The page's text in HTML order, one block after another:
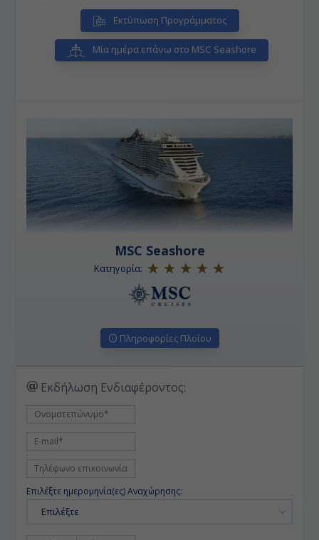
Εκτύπωση Προγράμματος
Μία ημέρα επάνω στο MSC Seashore
MSC Seashore
Κατηγορία:
Πληροφορίες Πλοίου
Εκδήλωση Ενδιαφέροντος:
Επιλέξτε ημερομηνία(ες) Αναχώρησης:
Επιλέξτε